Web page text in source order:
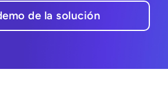
de la solución